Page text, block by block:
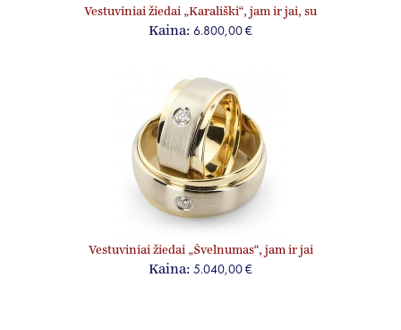
Vestuviniai žiedai „Karališki“, jam ir jai, su
briliantais
Kaina: 6.800,00 €
Vestuviniai žiedai „Švelnumas“, jam ir jai
Kaina: 5.040,00 €